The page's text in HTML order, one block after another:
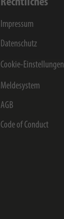
Impressum
Datenschutz
Cookie-Einstellungen
Meldesystem
AGB
Code of Conduct